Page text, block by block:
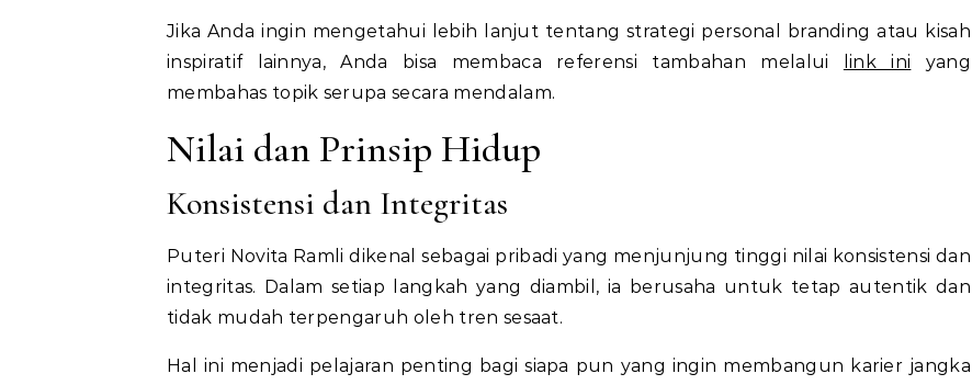
Jika Anda ingin mengetahui lebih lanjut tentang strategi personal branding atau kisah
inspiratif lainnya, Anda bisa membaca referensi tambahan melalui
link ini yang
membahas topik serupa secara mendalam.
Nilai dan Prinsip Hidup
Konsistensi dan Integritas
Puteri Novita Ramli dikenal sebagai pribadi yang menjunjung tinggi nilai konsistensi dan
integritas. Dalam setiap langkah yang diambil, ia berusaha untuk tetap autentik dan
tidak mudah terpengaruh oleh tren sesaat.
Hal ini menjadi pelajaran penting bagi siapa pun yang ingin membangun karier jangka